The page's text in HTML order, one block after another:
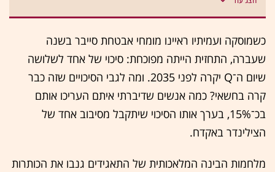
כשמוסקה ועמיתיו ראיינו מומחי אבטחת סייבר בשנה
שעברה, התחזית הייתה מפוכחת: סיכוי של אחד לשלושה
שיום ה־Q יקרה לפני 2035. ומה לגבי הסיכויים שזה כבר
קרה בחשאי? כמה אנשים שדיברתי איתם העריכו אותם
בכ־15%, בערך אותו הסיכוי שיתקבל מסיבוב אחד של
הצילינדר באקדח.
מלחמות הבינה המלאכותית של התאגידים גנבו את הכותרות